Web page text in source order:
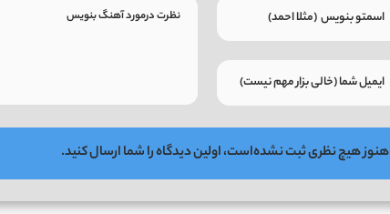
هنوز هیچ نظری ثبت نشده‌است، اولین دیدگاه را شما ارسال کنید.